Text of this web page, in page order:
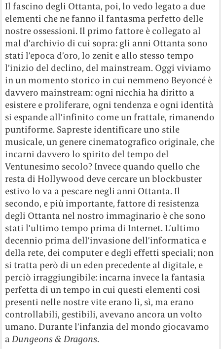
Il fascino degli Ottanta, poi, lo vedo legato a due
elementi che ne fanno il fantasma perfetto delle
nostre ossessioni. Il primo fattore è collegato al
mal d’archivio di cui sopra: gli anni Ottanta sono
stati l’epoca d’oro, lo zenit e allo stesso tempo
l’inizio del declino, del mainstream. Oggi viviamo
in un momento storico in cui nemmeno Beyoncé è
davvero mainstream: ogni nicchia ha diritto a
esistere e proliferare, ogni tendenza e ogni identità
si espande all’infinito come un frattale, rimanendo
puntiforme. Sapreste identificare uno stile
musicale, un genere cinematografico originale, che
incarni davvero lo spirito del tempo del
Ventunesimo secolo? Invece quando quello che
resta di Hollywood deve cercare un blockbuster
estivo lo va a pescare negli anni Ottanta. Il
secondo, e più importante, fattore di resistenza
degli Ottanta nel nostro immaginario è che sono
stati l’ultimo tempo prima di Internet. L’ultimo
decennio prima dell’invasione dell’informatica e
della rete, dei computer e degli effetti speciali; non
si tratta però di un eden precedente al digitale, e
perciò irraggiungibile: incarna invece la fantasia
perfetta di un tempo in cui questi elementi così
presenti nelle nostre vite erano lì, sì, ma erano
controllabili, gestibili, avevano ancora un volto
umano. Durante l’infanzia del mondo giocavamo
aDungeons & Dragons.